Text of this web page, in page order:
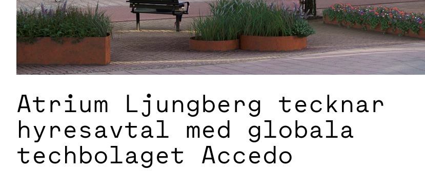
Atrium Ljungberg tecknar
hyresavtal med globala
techbolaget Accedo